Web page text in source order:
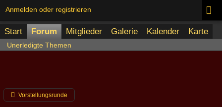
Anmelden oder registrieren
Start Forum Mitglieder Galerie Kalender Karte
Unerledigte Themen
Vorstellungsrunde